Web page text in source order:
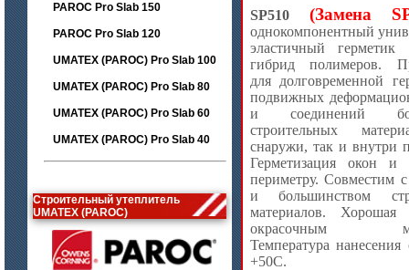
PAROC Pro Slab 150
PAROC Pro Slab 120
UMATEX (PAROC) Pro Slab 100
UMATEX (PAROC) Pro Slab 80
UMATEX (PAROC) Pro Slab 60
UMATEX (PAROC) Pro Slab 40
Строительный утеплитель
UMATEX (PAROC)
SP510 (Замена
однокомпонентный
эластичный герметик
гибрид полимеров.
для долговременной
подвижных
и соединений
строительных
снаружи, так и внутри
Герметизация окон и
периметру. Совместим
и большинством
материалов.
Хорошая
окрасочным
Температура
+50С.